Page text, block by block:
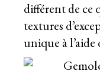
différent de ce
textures
unique à l’aide